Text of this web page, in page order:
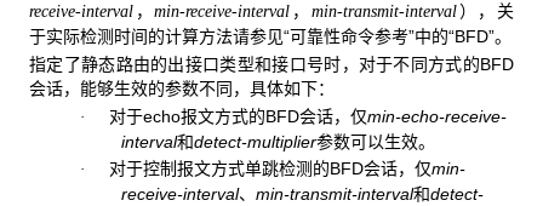
receive-interval ，min-receive-interval ， min-transmit-interval），关
于实际检测时间的计算方法请参见“可靠性命令参考”中的“BFD”。
指定了静态路由的出接口类型和接口号时，对于不同方式的BFD
会话，能够生效的参数不同，具体如下：
· 对于echo报文方式的BFD会话，仅min-echo-receive-
interval和detect-multiplier参数可以生效。
· 对于控制报文方式单跳检测的BFD会话，仅min-
receive-interval、 min-transmit-interval和detect-